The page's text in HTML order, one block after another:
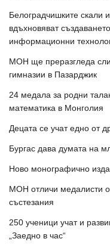
Белоградчишките скали
вдъхновяват
информационни
МОН ще преразгледа
гимназии в Пазарджик
24 медала за родни
математика в Монголия
Децата се учат едно от
Бургас дава думата на
Ново монографично
МОН отличи медалисти
състезания
250 ученици учат и
„Заедно в час“